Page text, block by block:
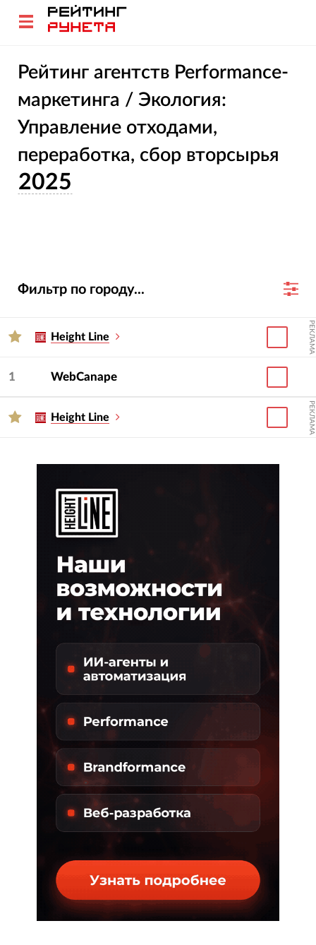
Рейтинг агентств Performance-
маркетинга / Экология:
Управление отходами,
переработка, сбор вторсырья
2025
Фильтр по городу...
Height Line РЕКЛАМА
1 WebCanape
Height Line РЕКЛАМА